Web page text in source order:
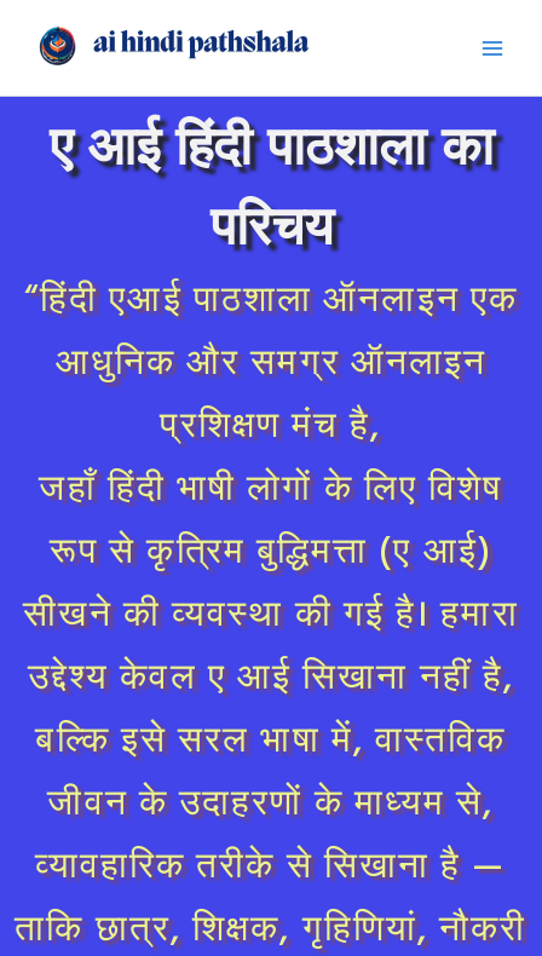
content
ए आई हिंदी पाठशाला का
परिचय
“हिंदी एआई पाठशाला ऑनलाइन एक
आधुनिक और समग्र ऑनलाइन
प्रशिक्षण मंच है,
जहाँ हिंदी भाषी लोगों के लिए विशेष
रूप से कृत्रिम बुद्धिमत्ता (ए आई)
सीखने की व्यवस्था की गई है। हमारा
उद्देश्य केवल ए आई सिखाना नहीं है,
बल्कि इसे सरल भाषा में, वास्तविक
जीवन के उदाहरणों के माध्यम से,
व्यावहारिक तरीके से सिखाना है —
ताकि छात्र, शिक्षक, गृहिणियां, नौकरी